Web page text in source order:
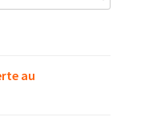
au